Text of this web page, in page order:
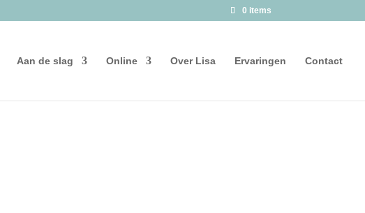
0 items
Aan de slag Online Over Lisa Ervaringen Contact